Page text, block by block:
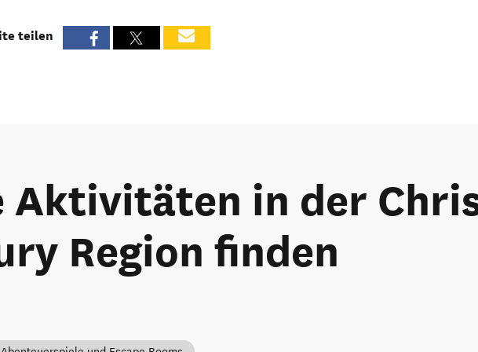
teilen
Aktivitäten in der
Region finden